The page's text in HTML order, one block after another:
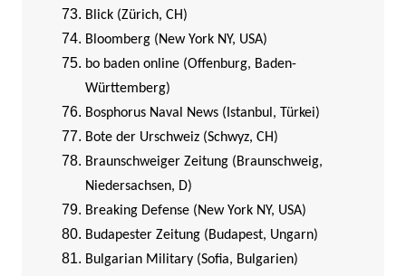
Blick (Zürich, CH)
Bloomberg (New York NY, USA)
bo baden online (Offenburg, Baden-
Württemberg)
Bosphorus Naval News (Istanbul, Türkei)
Bote der Urschweiz (Schwyz, CH)
Braunschweiger Zeitung (Braunschweig,
Niedersachsen, D)
Breaking Defense (New York NY, USA)
Budapester Zeitung (Budapest, Ungarn)
Bulgarian Military (Sofia, Bulgarien)